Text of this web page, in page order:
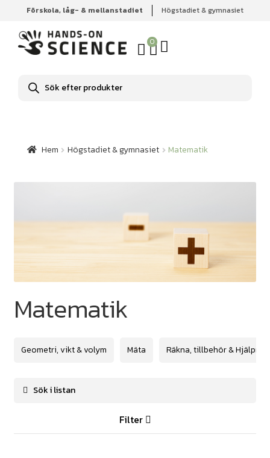
Förskola, låg- & mellanstadiet Högstadiet & gymnasiet
0
Produktsökning
Hem Högstadiet & gymnasiet Matematik
Hem Högstadiet & gymnasiet Matematik
Matematik
Geometri, vikt & volym Mäta Räkna, tillbehör &
Filter